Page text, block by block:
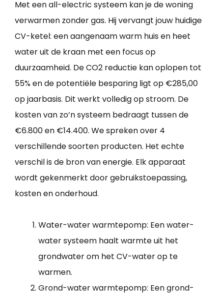
Met een all-electric systeem kan je de woning
verwarmen zonder gas. Hij vervangt jouw huidige
CV-ketel: een aangenaam warm huis en heet
water uit de kraan met een focus op
duurzaamheid. De CO2 reductie kan oplopen tot
55% en de potentiële besparing ligt op €285,00
op jaarbasis. Dit werkt volledig op stroom. De
kosten van zo’n systeem bedraagt tussen de
€6.800 en €14.400. We spreken over 4
verschillende soorten producten. Het echte
verschil is de bron van energie. Elk apparaat
wordt gekenmerkt door gebruikstoepassing,
kosten en onderhoud.
Water-water warmtepomp: Een water-
water systeem haalt warmte uit het
grondwater om het CV-water op te
warmen.
Grond-water warmtepomp: Een grond-